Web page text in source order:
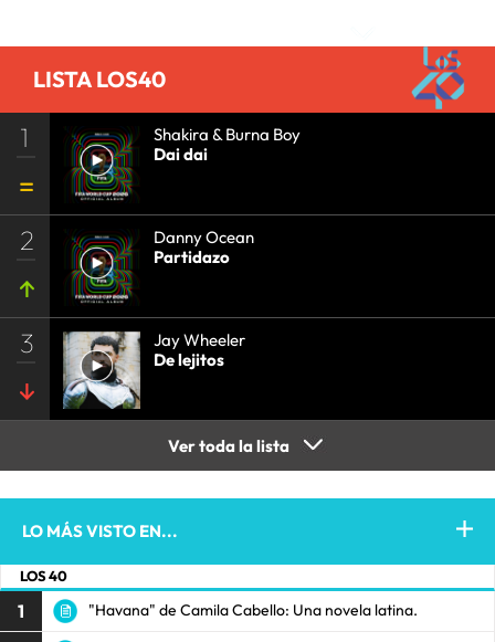
COMUNICACIÓN•COMUNICACIÓN•
LISTA LOS40
1
Shakira & Burna Boy
Dai dai
2
Danny Ocean
Partidazo
3
Jay Wheeler
De lejitos
Ver toda la lista
LO MÁS VISTO EN...
LOS 40
1 "Havana" de Camila Cabello: Una novela latina.